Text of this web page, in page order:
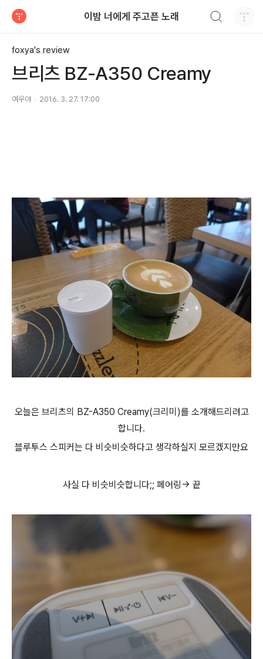
이밤 너에게 주고픈 노래
foxya's review
브리츠 BZ-A350 Creamy
여우야 2016. 3. 27. 17:00
오늘은 브리츠의 BZ-A350 Creamy(크리미)를 소개해드리려고
합니다.
블루투스 스피커는 다 비슷비슷하다고 생각하실지 모르겠지만요
사실 다 비슷비슷합니다;; 페어링-> 끝